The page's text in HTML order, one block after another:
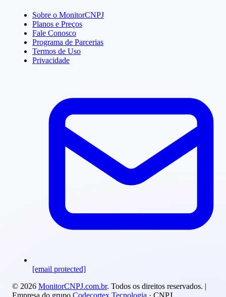
Sobre o MonitorCNPJ
Planos e Preços
Fale Conosco
Programa de Parcerias
Termos de Uso
Privacidade
[email protected]
© 2026 MonitorCNPJ.com.br. Todos os direitos reservados. |
Empresa do grupo Codecortex Tecnologia · CNPJ